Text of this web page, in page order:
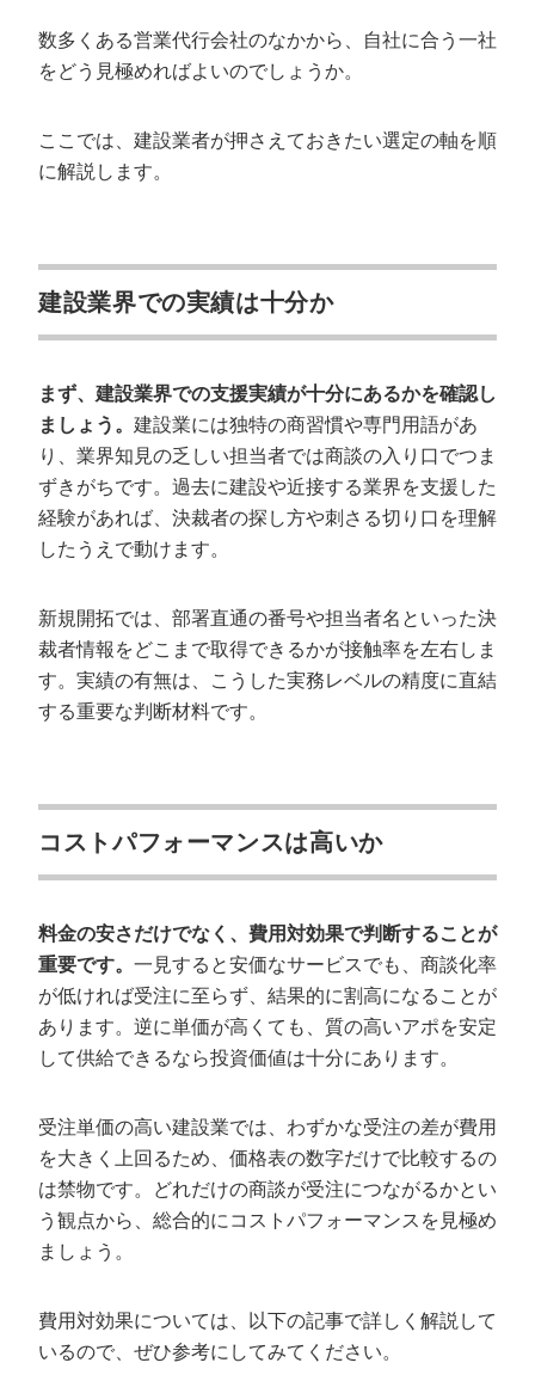
数多くある営業代行会社のなかから、自社に合う一社
をどう見極めればよいのでしょうか。
ここでは、建設業者が押さえておきたい選定の軸を順
に解説します。
建設業界での実績は十分か
まず、建設業界での支援実績が十分にあるかを確認し
ましょう。 建設業には独特の商習慣や専門用語があ
り、業界知見の乏しい担当者では商談の入り口でつま
ずきがちです。過去に建設や近接する業界を支援した
経験があれば、決裁者の探し方や刺さる切り口を理解
したうえで動けます。
新規開拓では、部署直通の番号や担当者名といった決
裁者情報をどこまで取得できるかが接触率を左右しま
す。実績の有無は、こうした実務レベルの精度に直結
する重要な判断材料です。
コストパフォーマンスは高いか
料金の安さだけでなく、費用対効果で判断することが
重要です。 一見すると安価なサービスでも、商談化率
が低ければ受注に至らず、結果的に割高になることが
あります。逆に単価が高くても、質の高いアポを安定
して供給できるなら投資価値は十分にあります。
受注単価の高い建設業では、わずかな受注の差が費用
を大きく上回るため、価格表の数字だけで比較するの
は禁物です。どれだけの商談が受注につながるかとい
う観点から、総合的にコストパフォーマンスを見極め
ましょう。
費用対効果については、以下の記事で詳しく解説して
いるので、ぜひ参考にしてみてください。